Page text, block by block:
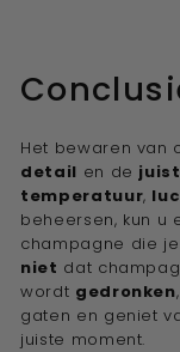
Het bewaren van
detail en de
temperatuur,
beheersen, kun u
champagne die
niet dat
wordt gedronken
gaten en geniet
juiste moment.